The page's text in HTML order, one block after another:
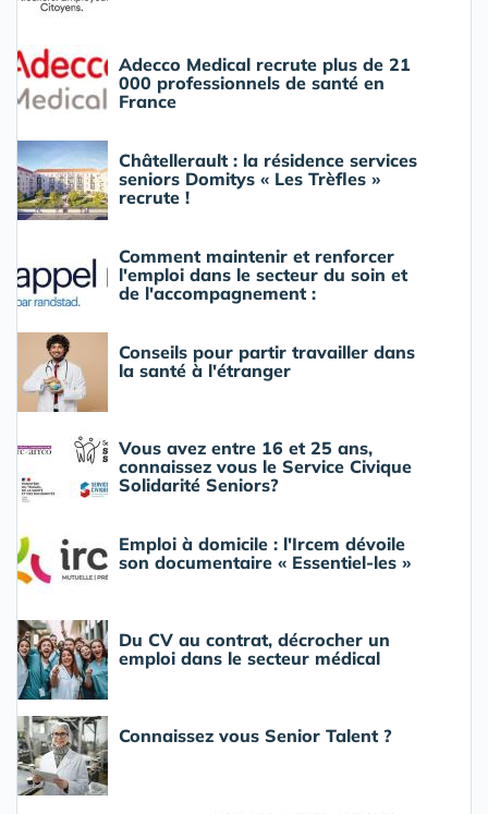
Adecco Medical recrute plus de 21
000 professionnels de santé en
France
Châtellerault : la résidence services
seniors Domitys « Les Trèfles »
recrute !
Comment maintenir et renforcer
l'emploi dans le secteur du soin et
de l'accompagnement :
Conseils pour partir travailler dans
la santé à l'étranger
Vous avez entre 16 et 25 ans,
connaissez vous le Service Civique
Solidarité Seniors?
Emploi à domicile : l'Ircem dévoile
son documentaire « Essentiel-les »
Du CV au contrat, décrocher un
emploi dans le secteur médical
Connaissez vous Senior Talent ?